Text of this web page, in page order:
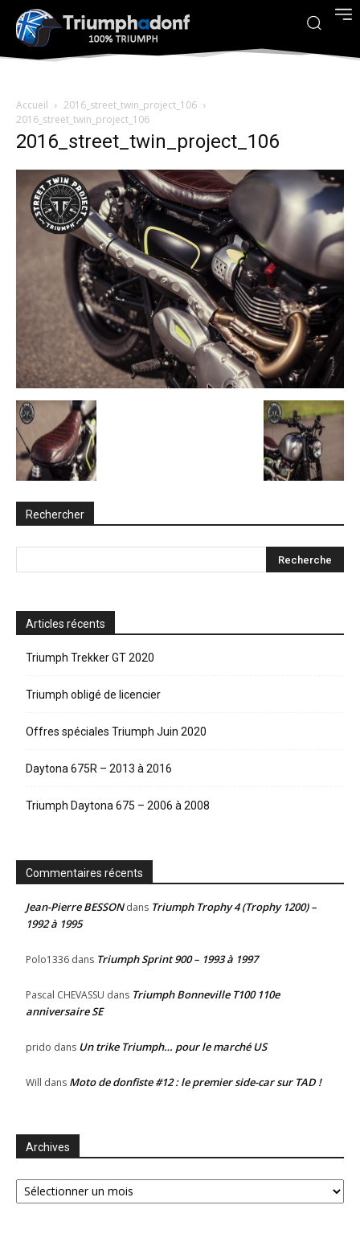
Accueil
2016_street_twin_project_106
2016_street_twin_project_106
2016_street_twin_project_106
Rechercher
Articles récents
Triumph Trekker GT 2020
Triumph obligé de licencier
Offres spéciales Triumph Juin 2020
Daytona 675R – 2013 à 2016
Triumph Daytona 675 – 2006 à 2008
Commentaires récents
Jean-Pierre BESSONdans Triumph Trophy 4 (Trophy 1200) –
1992 à 1995
Polo1336 dans Triumph Sprint 900 – 1993 à 1997
Pascal CHEVASSU dans Triumph Bonneville T100 110e
anniversaire SE
prido dans Un trike Triumph… pour le marché US
Will dans Moto de donfiste #12 : le premier side-car sur TAD !
Archives
Archives